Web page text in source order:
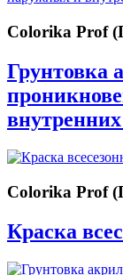
Colorika Prof
Грунтовка
Colorika Prof
Краска